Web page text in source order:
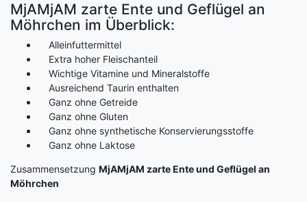
MjAMjAM zarte Ente und Geflügel an
Möhrchen im Überblick:
Alleinfuttermittel
Extra hoher Fleischanteil
Wichtige Vitamine und Mineralstoffe
Ausreichend Taurin enthalten
Ganz ohne Getreide
Ganz ohne Gluten
Ganz ohne synthetische Konservierungsstoffe
Ganz ohne Laktose
Zusammensetzung MjAMjAM zarte Ente und Geflügel an
Möhrchen